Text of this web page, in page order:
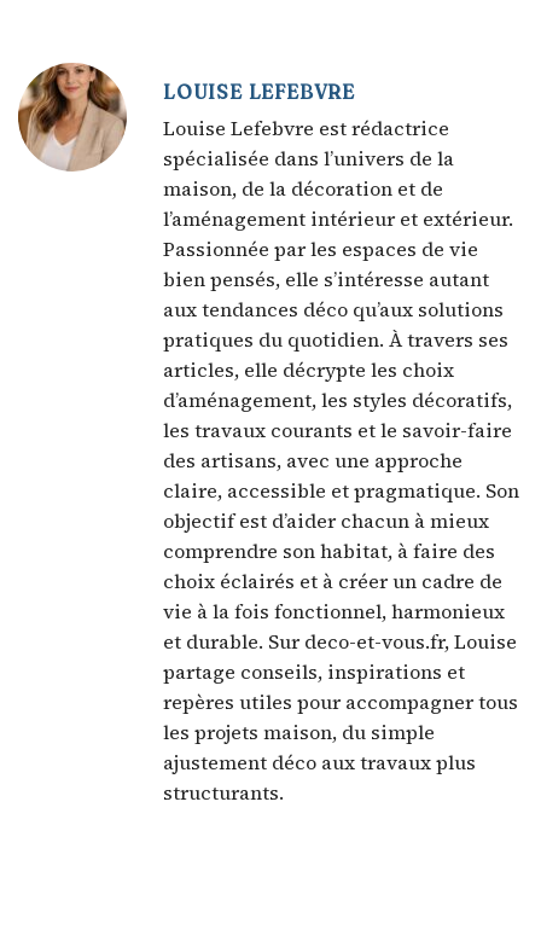
LOUISE LEFEBVRE
Louise Lefebvre est rédactrice
spécialisée dans l’univers de la
maison, de la décoration et de
l’aménagement intérieur et extérieur.
Passionnée par les espaces de vie
bien pensés, elle s’intéresse autant
aux tendances déco qu’aux solutions
pratiques du quotidien. À travers ses
articles, elle décrypte les choix
d’aménagement, les styles décoratifs,
les travaux courants et le savoir-faire
des artisans, avec une approche
claire, accessible et pragmatique. Son
objectif est d’aider chacun à mieux
comprendre son habitat, à faire des
choix éclairés et à créer un cadre de
vie à la fois fonctionnel, harmonieux
et durable. Sur deco-et-vous.fr, Louise
partage conseils, inspirations et
repères utiles pour accompagner tous
les projets maison, du simple
ajustement déco aux travaux plus
structurants.